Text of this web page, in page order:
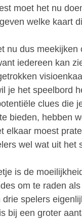
moet het nu
welke kaart
nu dus
iedereen kan
je het speelbord
clues die
bieden, hebben
elkaar moest
wel wat uit het
is de
om te raden
drie spelers
bij een groter